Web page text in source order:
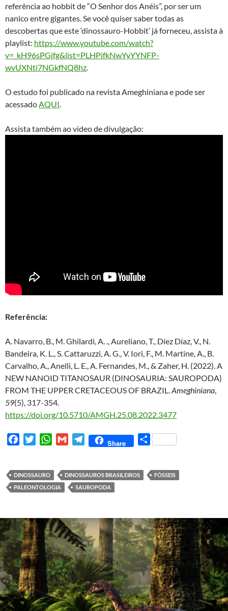
referência ao hobbit de “O Senhor dos Anéis”, por ser um
nanico entre gigantes. Se você quiser saber todas as
descobertas que este ‘dinossauro-Hobbit’ já forneceu, assista à
playlist: https://www.youtube.com/watch?
v=_kH96sPGjfg&list=PLHPifkNwYyYYNFP-
wvUXNti7NGkfNQ8hz.
O estudo foi publicado na revista Ameghiniana e pode ser
acessadoAQUI.
Assista também ao vídeo de divulgação:
Referência:
A. Navarro, B., M. Ghilardi, A. ., Aureliano, T., Díez Díaz, V., N.
Bandeira, K. L., S. Cattaruzzi, A. G., V. Iori, F., M. Martine, A., B.
Carvalho, A., Anelli, L. E., A. Fernandes, M., & Zaher, H. (2022). A
NEW NANOID TITANOSAUR (DINOSAURIA: SAUROPODA)
FROM THE UPPER CRETACEOUS OF BRAZIL.Ameghiniana,
59(5), 317-354.
https://doi.org/10.5710/AMGH.25.08.2022.3477
e
b
k
t
t
W
s
p
G
i
l
T
e
g
m
Share
S
r
DINOSSAURO DINOSSAUROS BRASILEIROS
FÓSSEIS
PALEONTOLOGIA
SAUROPODA